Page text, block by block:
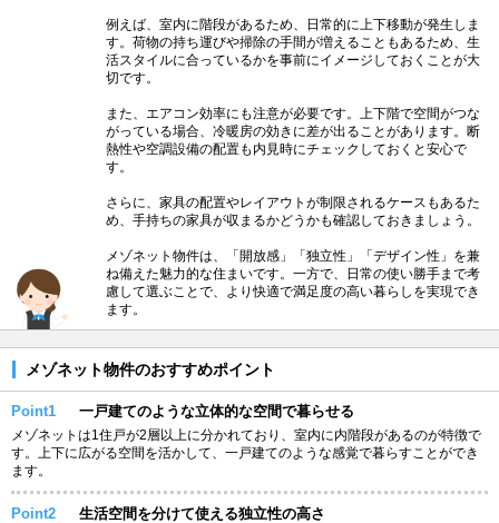
例えば、室内に階段があるため、日常的に上下移動が発生しま
す。荷物の持ち運びや掃除の手間が増えることもあるため、生
活スタイルに合っているかを事前にイメージしておくことが大
切です。
また、エアコン効率にも注意が必要です。上下階で空間がつな
がっている場合、冷暖房の効きに差が出ることがあります。断
熱性や空調設備の配置も内見時にチェックしておくと安心で
す。
さらに、家具の配置やレイアウトが制限されるケースもあるた
め、手持ちの家具が収まるかどうかも確認しておきましょう。
メゾネット物件は、「開放感」「独立性」「デザイン性」を兼
ね備えた魅力的な住まいです。一方で、日常の使い勝手まで考
慮して選ぶことで、より快適で満足度の高い暮らしを実現でき
ます。
メゾネット物件のおすすめポイント
Point1 一戸建てのような立体的な空間で暮らせる
メゾネットは1住戸が2層以上に分かれており、室内に内階段があるのが特徴で
す。上下に広がる空間を活かして、一戸建てのような感覚で暮らすことができ
ます。
Point2 生活空間を分けて使える独立性の高さ